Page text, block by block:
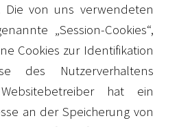
Die von uns verwendeten
„Session-Cookies“,
Cookies zur Identifikation
des Nutzerverhaltens
hat ein
an der Speicherung von